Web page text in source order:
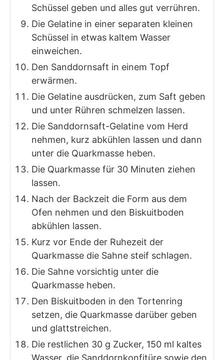
Schüssel geben und alles gut verrühren.
Die Gelatine in einer separaten kleinen
Schüssel in etwas kaltem Wasser
einweichen.
Den Sanddornsaft in einem Topf
erwärmen.
Die Gelatine ausdrücken, zum Saft geben
und unter Rühren schmelzen lassen.
Die Sanddornsaft-Gelatine vom Herd
nehmen, kurz abkühlen lassen und dann
unter die Quarkmasse heben.
Die Quarkmasse für 30 Minuten ziehen
lassen.
Nach der Backzeit die Form aus dem
Ofen nehmen und den Biskuitboden
abkühlen lassen.
Kurz vor Ende der Ruhezeit der
Quarkmasse die Sahne steif schlagen.
Die Sahne vorsichtig unter die
Quarkmasse heben.
Den Biskuitboden in den Tortenring
setzen, die Quarkmasse darüber geben
und glattstreichen.
Die restlichen 30 g Zucker, 150 ml kaltes
Wasser, die Sanddornkonfitüre sowie den